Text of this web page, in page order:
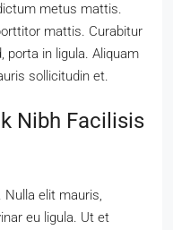
metus mattis.
mattis. Curabitur
porta in ligula. Aliquam
sollicitudin et.
Nibh Facilisis
elit mauris,
eu ligula. Ut et